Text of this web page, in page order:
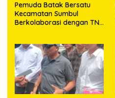
Pemuda Batak Bersatu
Kecamatan Sumbul
Berkolaborasi dengan TNI
023/KS dan HUT Ke-81
Kemerdekaan RI